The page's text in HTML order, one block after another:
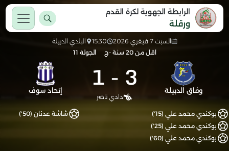
الرابطة الجهوية لكرة القدم
ورقلة
السبت 7 فيفري 2026 15:30
البلدي الدبيلة
اقل من 20 سنة -ج
الجولة 11
وفاق الدبيلة 3
-
1
دادي ناصر
إتحاد سوف
بوكندي محمد علي (15')
بوكندي محمد علي (25')
بوكندي محمد علي (60')
شاشة عدنان (50')